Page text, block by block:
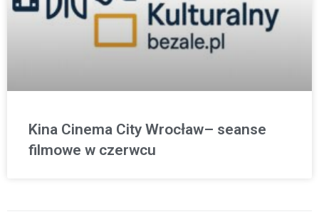
Kina Cinema City Wrocław– seanse
filmowe w czerwcu